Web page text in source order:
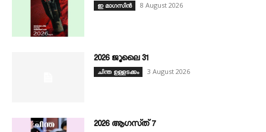
ഇ മാഗസിൻ 8 August 2026
2026 ജൂലൈ 31
ചിന്ത ഉള്ളടക്കം 3 August 2026
2026 ആഗസ്‌ത്‌ 7